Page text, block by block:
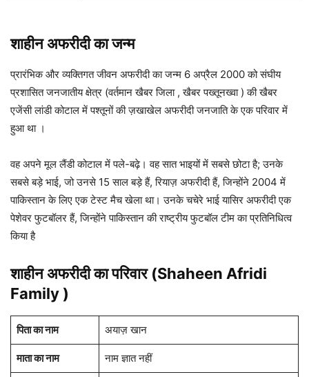
शाहीन अफरीदी का जन्म
प्रारंभिक और व्यक्तिगत जीवन अफरीदी का जन्म 6 अप्रैल 2000 को संघीय
प्रशासित जनजातीय क्षेत्र (वर्तमान खैबर जिला , खैबर पख्तूनख्वा ) की खैबर
एजेंसी लांडी कोटाल में पश्तूनों की ज़खाखेल अफरीदी जनजाति के एक परिवार में
हुआ था ।
वह अपने मूल लैंडी कोटाल में पले-बढ़े। वह सात भाइयों में सबसे छोटा है; उनके
सबसे बड़े भाई, जो उनसे 15 साल बड़े हैं, रियाज़ अफरीदी हैं, जिन्होंने 2004 में
पाकिस्तान के लिए एक टेस्ट मैच खेला था। उनके चचेरे भाई यासिर अफरीदी एक
पेशेवर फुटबॉलर हैं, जिन्होंने पाकिस्तान की राष्ट्रीय फुटबॉल टीम का प्रतिनिधित्व
किया है
शाहीन अफरीदीका परिवार (Shaheen Afridi
Family )
पिता का नाम अयाज़ खान
माता का नाम नाम ज्ञात नहीं